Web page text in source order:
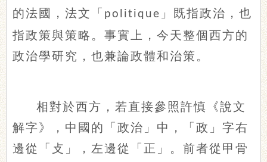
的法國，法文「 politique 」既指政治，也
指政策與策略。事實上，今天整個西方的
政治學研究，也兼論政體和治策。
相對於西方，若直接參照許慎《說文
解字》，中國的「政治」中，「政」字右
邊從「攴」，左邊從「正」。前者從甲骨